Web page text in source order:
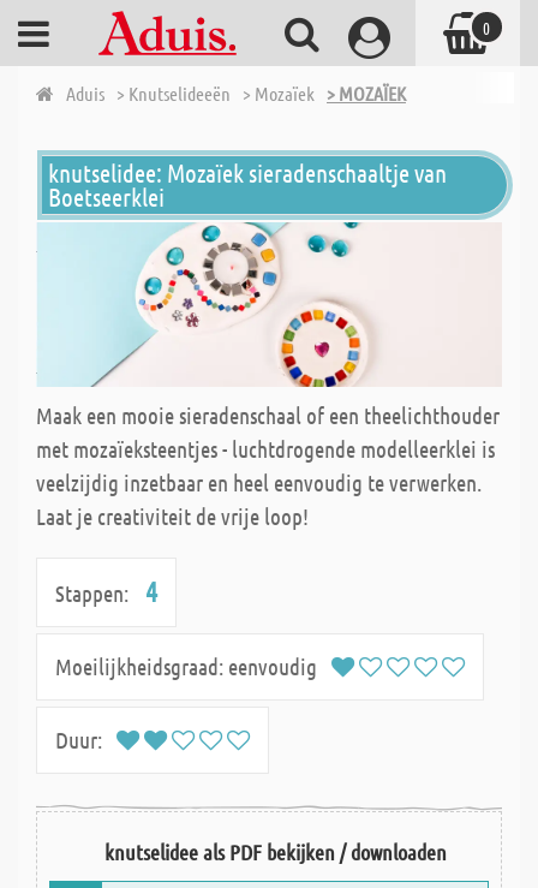
Aduis > Knutselideeën > Mozaïek > MOZAÏEK
knutselidee: Mozaïek sieradenschaaltje van
Boetseerklei
Maak een mooie sieradenschaal of een theelichthouder
met mozaïeksteentjes - luchtdrogende modelleerklei is
veelzijdig inzetbaar en heel eenvoudig te verwerken.
Laat je creativiteit de vrije loop!
Stappen: 4
Moeilijkheidsgraad: eenvoudig
Duur:
knutselidee als PDF bekijken / downloaden
0